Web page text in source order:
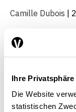
Ihre
Die Website
statistischen
Camille Dubois |